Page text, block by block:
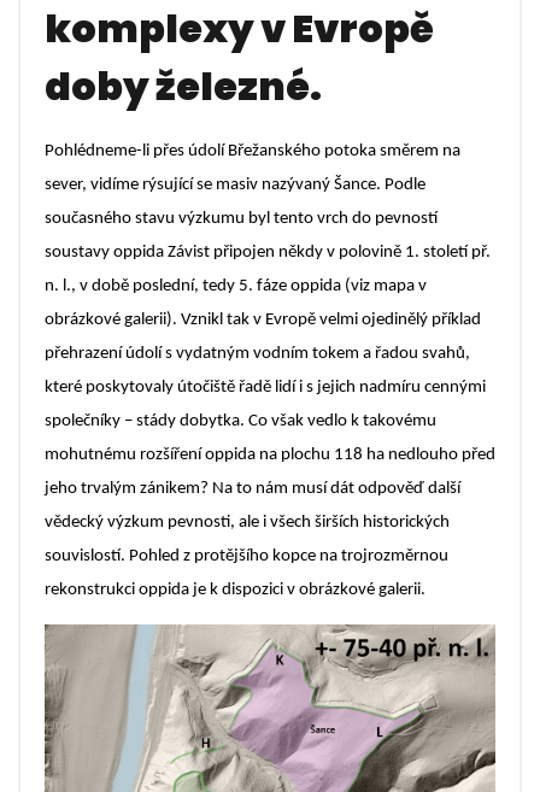
komplexy v Evropě
doby železné.
Pohlédneme-li přes údolí Břežanského potoka směrem na
sever, vidíme rýsující se masiv nazývaný Šance. Podle
současného stavu výzkumu byl tento vrch do pevností
soustavy oppida Závist připojen někdy v polovině 1. století př.
n. l., v době poslední, tedy 5. fáze oppida (viz mapa v
obrázkové galerii). Vznikl tak v Evropě velmi ojedinělý příklad
přehrazení údolí s vydatným vodním tokem a řadou svahů,
které poskytovaly útočiště řadě lidí i s jejich nadmíru cennými
společníky – stády dobytka. Co však vedlo k takovému
mohutnému rozšíření oppida na plochu 118 ha nedlouho před
jeho trvalým zánikem? Na to nám musí dát odpověď další
vědecký výzkum pevnosti, ale i všech širších historických
souvislostí. Pohled z protějšího kopce na trojrozměrnou
rekonstrukci oppida je k dispozici v obrázkové galerii.